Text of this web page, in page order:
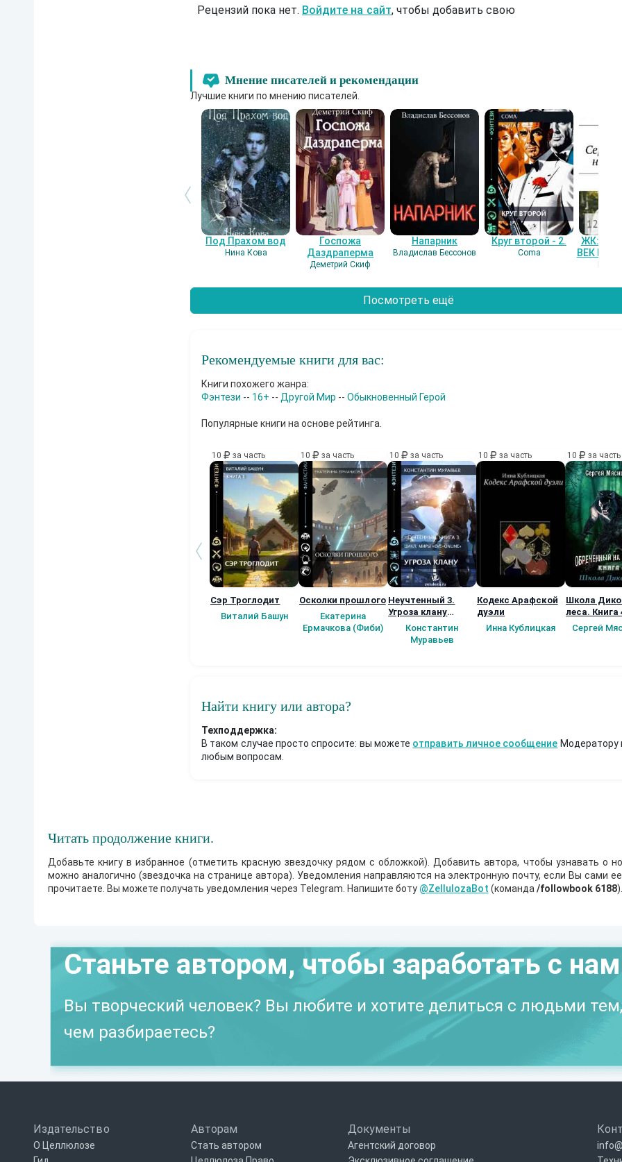
Рецензий пока нет. Войдите на сайт, чтобы добавить свою
Мнение писателей и рекомендации
Лучшие книги по мнению писателей.
Под Прахом вод
Нина Кова
Госпожа
Даздраперма
Деметрий Скиф
Напарник
Владислав Бессонов
Круг второй - 2.
Coma
ЖК:
ВЕК
Посмотреть ещё
Рекомендуемые книги для вас:
Книги похожего жанра:
Фэнтези -- 16+ -- Другой Мир -- Обыкновенный Герой
Популярные книги на основе рейтинга.
10 за часть
Сэр Троглодит
Виталий Башун
10 за часть
Осколки прошлого
Екатерина
Ермачкова (Фиби)
10 за часть
Неучтенный 3.
Угроза клану
(Альтернативное
продолжение)
Константин
Муравьев
10 за часть
Кодекс Арафской
дуэли
Инна Кублицкая
10 за часть
Школа
леса. Книга
Сергей
Найти книгу или автора?
Техподдержка:
В таком случае просто спросите: вы можете отправить личное сообщение Модератору
любым вопросам.
Читать продолжение книги.
Добавьте книгу в избранное (отметить красную звездочку рядом с обложкой). Добавить автора, чтобы узнавать о
можно аналогично (звездочка на странице автора). Уведомления направляются на электронную почту, если Вы сами
прочитаете. Вы можете получать уведомления через Telegram. Напишите боту @ZellulozaBot (команда /followbook 6188).
Станьте автором, чтобы заработать с
Вы творческий человек? Вы любите и хотите делиться с людьми
чем разбираетесь?
Издательство
О Целлюлозе
Авторам
Стать автором
Документы
Агентский договор